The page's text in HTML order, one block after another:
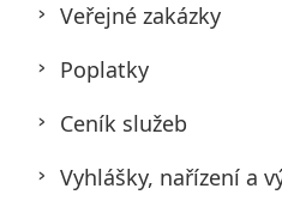
Veřejné zakázky
Poplatky
Ceník služeb
Vyhlášky, nařízení a